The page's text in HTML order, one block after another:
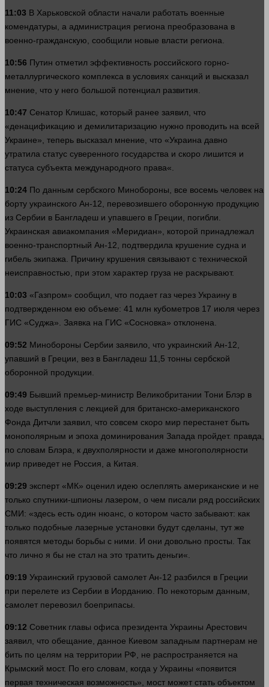
11:03 В Харьковской области начали работать военные
комендатуры, а администрация региона преобразована в
военно-гражданскую, сообщили новые власти региона.
10:56 Путин отметил эффективность российского горно-
металлургического комплекса в условиях санкций и высказал
мнение, что у него большой потенциал развития
10:47 Сенатор Клишас, который ранее заявил, что
«денацификацию и демилитаризацию нужно проводить на всей
Украине», теперь высказал мнение, что «Украина давно
утратила статус суверенного государства и скоро лишится и
статуса субъекта международного права«.
10:24 По данным сербского Минобороны, все восемь человек на
борту украинского Ан-12, перевозившего оборонную продукцию
из Сербии в Бангладеш и упавшего в Греции, погибли.
Украинская авиакомпания «Меридиан», которой принадлежал
военно-транспортный Ан-12, подтвердила крушение судна и
гибель экипажа. Причину крушения связывают с технической
неисправностью, при этом характер груза не раскрывают.
10:03 «Газпром» сообщил, что подает газ через Украину в
подтвержденном ею объеме: 41 млн кубометров 17 июля через
ГИС «Суджа». Заявка на ГИС «Сосновка» отклонена.
09:52 Минобороны Сербии заявило, что украинский Ан-12,
упавший в Греции, вез в Бангладеш 11,5 тонны сербской
оборонной продукции.
09:49 Бывший премьер-министр Великобритании Тони Блэр в
ходе выступления с лекцией для британско-американского
Фонда Дитчли заявил, что совсем скоро мир перестанет быть
монополярным и эпоха доминирования Запада пройдет. правда
по словам Блэра, к двухполярности и даже многополярности
мир приведет не Россия, а Китая.
09:29 эксперт «МК» оценил идею ослеплять американские и не
только спутники-шпионы лазером, о чем писали ряд российских
СМИ: «здесь есть один нюанс, о котором часто забывают: как
только подобные лазерные установки будут сделаны, тут же
появятся методы борьбы с ними. И они довольно просты. Так
что лично я бы не стал на это тратить деньги«.
09:19 Украинский грузовой самолет Ан-12 разбился в Греции
при перелете из Сербии в Иорданию. По некоторым данным,
самолет перевозил боеприпасы.
09:12 Советник главы офиса президента Украины Арестович
заявил, что обещание, данное Киевом западным партнерам не
бить по целям на территории РФ, не распространяется на
Крымский мост. По его словам, когда у Украины «появится
первая техническая возможность», мост может стать объектом